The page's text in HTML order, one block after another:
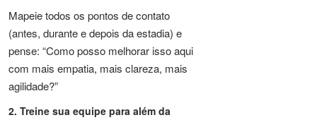
Mapeie todos os pontos de contato
(antes, durante e depois da estadia) e
pense: “Como posso melhorar isso aqui
com mais empatia, mais clareza, mais
agilidade?”
2. Treine sua equipe para além da